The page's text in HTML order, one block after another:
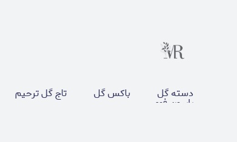
دسته گل باکس گل تاج گل ترحیم
پاپیون فومی